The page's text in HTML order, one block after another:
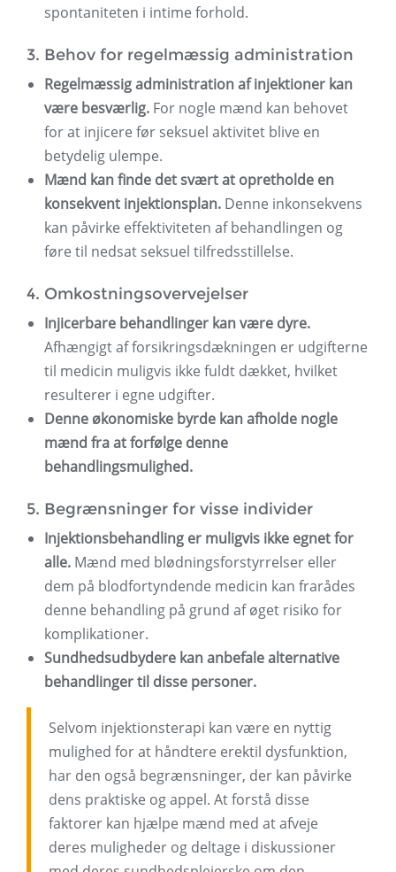
spontaniteten i intime forhold.
3. Behov for regelmæssig administration
Regelmæssig administration af injektioner kan
være besværlig. For nogle mænd kan behovet
for at injicere før seksuel aktivitet blive en
betydelig ulempe.
Mænd kan finde det svært at opretholde en
konsekvent injektionsplan. Denne inkonsekvens
kan påvirke effektiviteten af ​​behandlingen og
føre til nedsat seksuel tilfredsstillelse.
4. Omkostningsovervejelser
Injicerbare behandlinger kan være dyre.
Afhængigt af forsikringsdækningen er udgifterne
til medicin muligvis ikke fuldt dækket, hvilket
resulterer i egne udgifter.
Denne økonomiske byrde kan afholde nogle
mænd fra at forfølge denne
behandlingsmulighed.
5. Begrænsninger for visse individer
Injektionsbehandling er muligvis ikke egnet for
alle. Mænd med blødningsforstyrrelser eller
dem på blodfortyndende medicin kan frarådes
denne behandling på grund af øget risiko for
komplikationer.
Sundhedsudbydere kan anbefale alternative
behandlinger til disse personer.
Selvom injektionsterapi kan være en nyttig
mulighed for at håndtere erektil dysfunktion,
har den også begrænsninger, der kan påvirke
dens praktiske og appel. At forstå disse
faktorer kan hjælpe mænd med at afveje
deres muligheder og deltage i diskussioner